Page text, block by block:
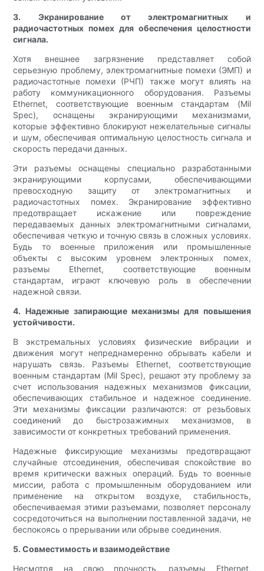
3. Экранирование от электромагнитных и
радиочастотных помех для обеспечения целостности
сигнала.
Хотя внешнее загрязнение представляет собой
серьезную проблему, электромагнитные помехи (ЭМП) и
радиочастотные помехи (РЧП) также могут влиять на
работу коммуникационного оборудования. Разъемы
Ethernet, соответствующие военным стандартам (Mil
Spec), оснащены экранирующими механизмами,
которые эффективно блокируют нежелательные сигналы
и шум, обеспечивая оптимальную целостность сигнала и
скорость передачи данных.
Эти разъемы оснащены специально разработанными
экранирующими корпусами, обеспечивающими
превосходную защиту от электромагнитных и
радиочастотных помех. Экранирование эффективно
предотвращает искажение или повреждение
передаваемых данных электромагнитными сигналами,
обеспечивая четкую и точную связь в сложных условиях.
Будь то военные приложения или промышленные
объекты с высоким уровнем электронных помех,
разъемы Ethernet, соответствующие военным
стандартам, играют ключевую роль в обеспечении
надежной связи.
4. Надежные запирающие механизмы для повышения
устойчивости.
В экстремальных условиях физические вибрации и
движения могут непреднамеренно обрывать кабели и
нарушать связь. Разъемы Ethernet, соответствующие
военным стандартам (Mil Spec), решают эту проблему за
счет использования надежных механизмов фиксации,
обеспечивающих стабильное и надежное соединение.
Эти механизмы фиксации различаются: от резьбовых
соединений до быстрозажимных механизмов, в
зависимости от конкретных требований применения.
Надежные фиксирующие механизмы предотвращают
случайные отсоединения, обеспечивая спокойствие во
время критически важных операций. Будь то военные
миссии, работа с промышленным оборудованием или
применение на открытом воздухе, стабильность,
обеспечиваемая этими разъемами, позволяет персоналу
сосредоточиться на выполнении поставленной задачи, не
беспокоясь о прерывании или обрыве соединения.
5. Совместимость и взаимодействие
Несмотря на свою прочность, разъемы Ethernet,